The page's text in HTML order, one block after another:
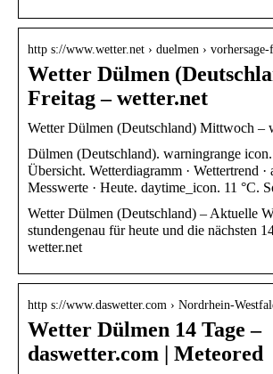
http s://www.wetter.net › duelmen ›
Wetter Dülmen
Freitag – wetter.net
Wetter Dülmen (Deutschland) Mittwoch –
Dülmen (Deutschland). warningrange
Übersicht. Wetterdiagramm · Wettertrend ·
Messwerte · Heute. daytime_icon. 11 °C.
Wetter Dülmen (Deutschland) – Aktuelle
stundengenau für heute und die nächsten
wetter.net
http s://www.daswetter.com › Nordrhein-
Wetter Dülmen 14 Tage –
daswetter.com | Meteored